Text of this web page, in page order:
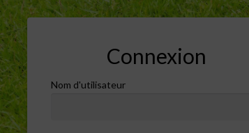
Connexion
Nom d'utilisateur